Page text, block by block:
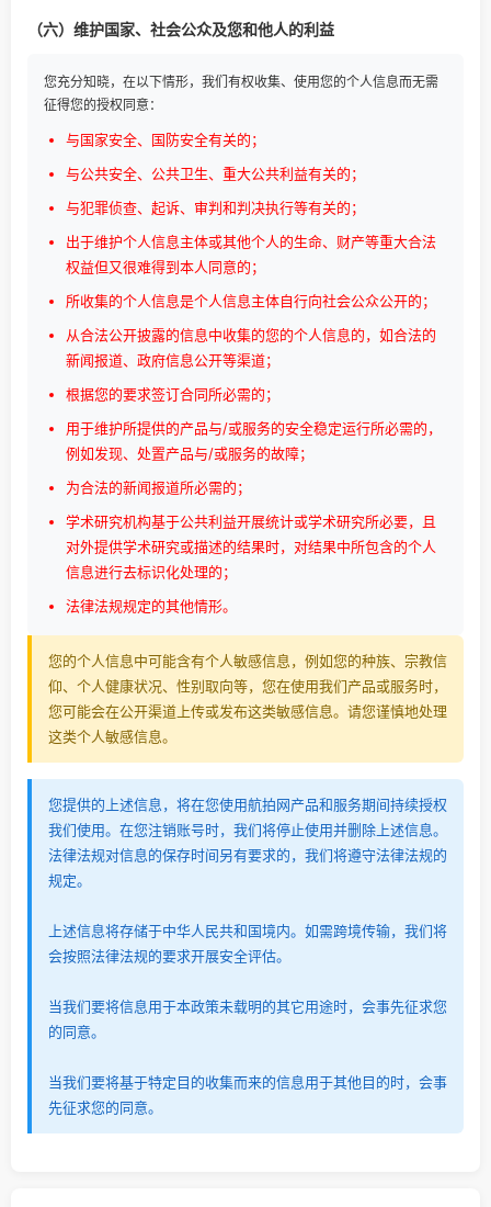
（六）维护国家、社会公众及您和他人的利益
您充分知晓，在以下情形，我们有权收集、使用您的个人信息而无需
征得您的授权同意：
与国家安全、国防安全有关的；
与公共安全、公共卫生、重大公共利益有关的；
与犯罪侦查、起诉、审判和判决执行等有关的；
出于维护个人信息主体或其他个人的生命、财产等重大合法
权益但又很难得到本人同意的；
所收集的个人信息是个人信息主体自行向社会公众公开的；
从合法公开披露的信息中收集的您的个人信息的，如合法的
新闻报道、政府信息公开等渠道；
根据您的要求签订合同所必需的；
用于维护所提供的产品与/或服务的安全稳定运行所必需的，
例如发现、处置产品与/或服务的故障；
为合法的新闻报道所必需的；
学术研究机构基于公共利益开展统计或学术研究所必要，且
对外提供学术研究或描述的结果时，对结果中所包含的个人
信息进行去标识化处理的；
法律法规规定的其他情形。
您的个人信息中可能含有个人敏感信息，例如您的种族、宗教信
仰、个人健康状况、性别取向等，您在使用我们产品或服务时，
您可能会在公开渠道上传或发布这类敏感信息。请您谨慎地处理
这类个人敏感信息。
您提供的上述信息，将在您使用航拍网产品和服务期间持续授权
我们使用。在您注销账号时，我们将停止使用并删除上述信息。
法律法规对信息的保存时间另有要求的，我们将遵守法律法规的
规定。
上述信息将存储于中华人民共和国境内。如需跨境传输，我们将
会按照法律法规的要求开展安全评估。
当我们要将信息用于本政策未载明的其它用途时，会事先征求您
的同意。
当我们要将基于特定目的收集而来的信息用于其他目的时，会事
先征求您的同意。